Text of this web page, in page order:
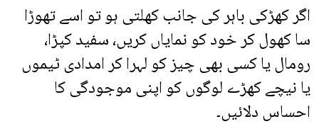
اگر کھڑکی باہر کی جانب کھلتی ہو تو اسے تھوڑا
سا کھول کر خود کو نمایاں کریں، سفید کپڑا،
رومال یا کسی بھی چیز کو لہرا کر امدادی ٹیموں
یا نیچے کھڑے لوگوں کو اپنی موجودگی کا
احساس دلائیں۔